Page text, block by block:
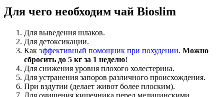
Для чего необходим чай Bioslim
Для выведения шлаков.
Для детоксикации.
Как эффективный помощник при похудении. Можно
сбросить до 5 кг за 1 неделю!
Для снижения уровня плохого холестерина.
Для устранения запоров различного происхождения.
При вздутии (делает живот более плоским).
Для очищения кишечника перед медицинскими